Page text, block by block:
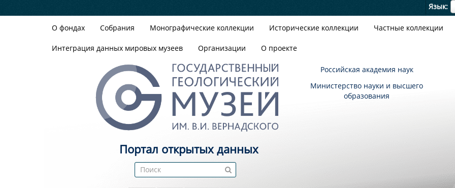
Язык
О фондах Собрания Монографические коллекции Исторические коллекции Частные коллекции
Интеграция данных мировых музеев Организации О проекте
Российская академия наук
Министерство науки и высшего
образования
Портал открытых данных